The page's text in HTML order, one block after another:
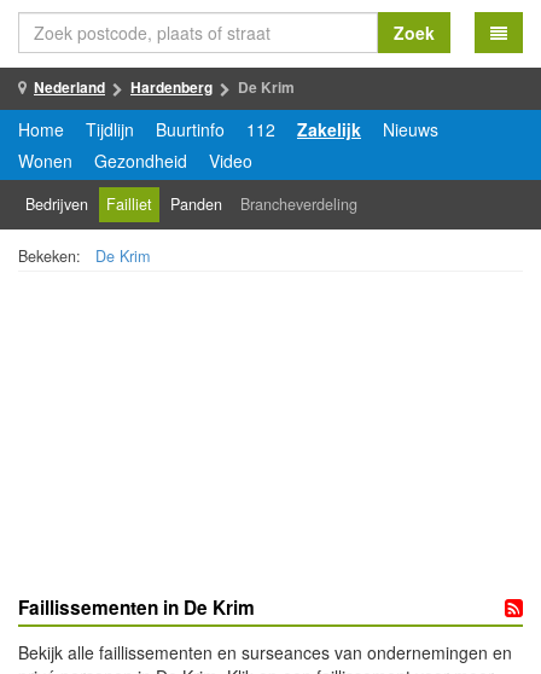
Zoek
Nederland Hardenberg De Krim
Home Tijdlijn Buurtinfo 112 Zakelijk
Nieuws
Wonen
Gezondheid Video
Bedrijven Failliet Panden Brancheverdeling
Bekeken: De Krim
Faillissementen in De Krim
Bekijk alle faillissementen en surseances van ondernemingen en